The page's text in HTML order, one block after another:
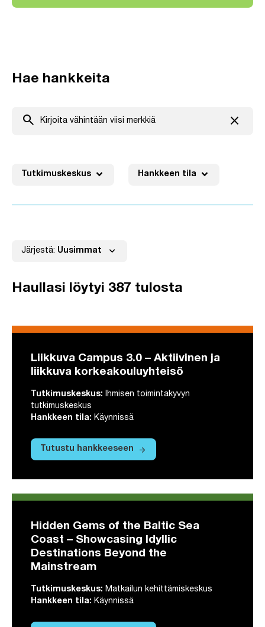
Hae hankkeita
search close
Tutkimuskeskus expand_more Hankkeen tila expand_more
Haullasi löytyi 387 tulosta
Järjestä: Uusimmat expand_more
Liikkuva Campus 3.0 – Aktiivinen ja
liikkuva korkeakouluyhteisö
Tutkimuskeskus: Ihmisen toimintakyvyn
tutkimuskeskus
Hankkeen tila: Käynnissä
Tutustu hankkeeseen Liikkuva
Tutustu hankkeeseen arrow_forward
Hidden Gems of the Baltic Sea
Coast – Showcasing Idyllic
Destinations Beyond the
Mainstream
Tutkimuskeskus: Matkailun kehittämiskeskus
Hankkeen tila: Käynnissä